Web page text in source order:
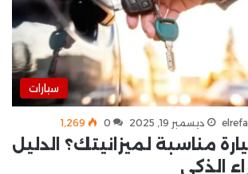
سيارات
ديسمبر 19, 2025 0 1٬269
مناسبة لميزانيتك؟ الدليل
الذكي